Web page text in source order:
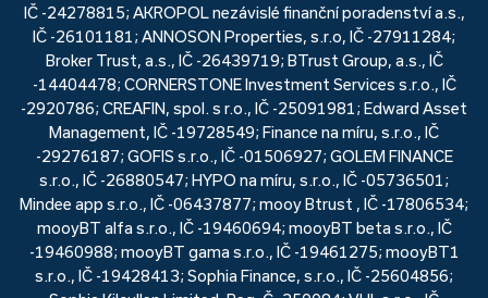
IČ -24278815; AKROPOL nezávislé finanční poradenství a.s.,
IČ -26101181; ANNOSON Properties, s.r.o, IČ -27911284;
Broker Trust, a.s., IČ -26439719; BTrust Group, a.s., IČ
-14404478; CORNERSTONE Investment Services s.r.o., IČ
-2920786; CREAFIN, spol. s r.o., IČ -25091981; Edward Asset
Management, IČ -19728549; Finance na míru, s.r.o., IČ
-29276187; GOFIS s.r.o., IČ -01506927; GOLEM FINANCE
s.r.o., IČ -26880547; HYPO na míru, s.r.o., IČ -05736501;
Mindee app s.r.o., IČ -06437877; mooy Btrust , IČ -17806534;
mooyBT alfa s.r.o., IČ -19460694; mooyBT beta s.r.o., IČ
-19460988; mooyBT gama s.r.o., IČ -19461275; mooyBT1
s.r.o., IČ -19428413; Sophia Finance, s.r.o., IČ -25604856;